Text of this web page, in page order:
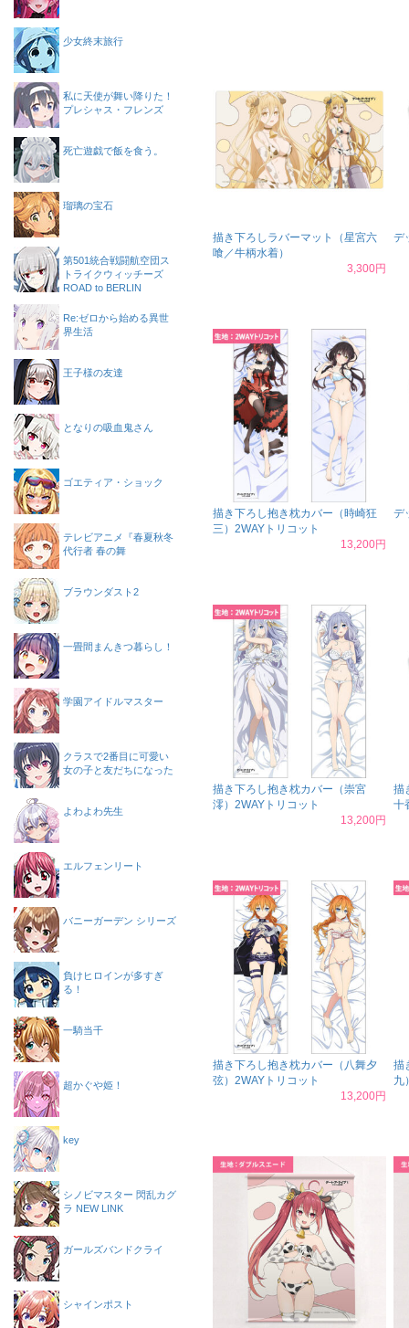
描き下ろしラバーマット（星宮六
喰／牛柄水着）
3,300円
デ
描き下ろし抱き枕カバー（時崎狂
三）2WAYトリコット
13,200円
デ
描き下ろし抱き枕カバー（崇宮
澪）2WAYトリコット
13,200円
描
十
描き下ろし抱き枕カバー（八舞夕
弦）2WAYトリコット
13,200円
描
九
少女終末旅行
私に天使が舞い降りた！
プレシャス・フレンズ
死亡遊戯で飯を食う。
瑠璃の宝石
第501統合戦闘航空団ス
トライクウィッチーズ
ROAD to BERLIN
Re:ゼロから始める異世
界生活
王子様の友達
となりの吸血鬼さん
ゴエティア・ショック
テレビアニメ『春夏秋冬
代行者 春の舞
ブラウンダスト2
一畳間まんきつ暮らし！
学園アイドルマスター
クラスで2番目に可愛い
女の子と友だちになった
よわよわ先生
エルフェンリート
バニーガーデン シリーズ
負けヒロインが多すぎ
る！
一騎当千
超かぐや姫！
key
シノビマスター 閃乱カグ
ラ NEW LINK
ガールズバンドクライ
シャインポスト